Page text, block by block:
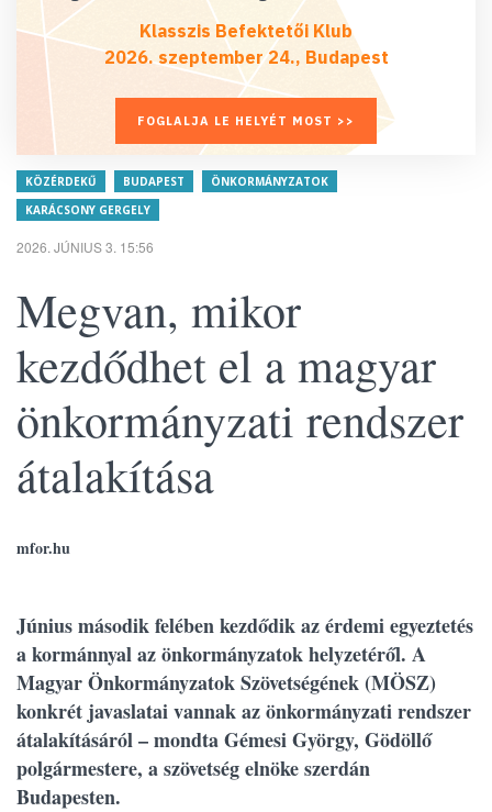
Klasszis Befektetői Klub
2026. szeptember 24., Budapest
FOGLALJA LE HELYÉT MOST >>
KÖZÉRDEKŰ BUDAPEST
ÖNKORMÁNYZATOK
KARÁCSONY GERGELY
2026. JÚNIUS 3. 15:56
Megvan, mikor
kezdődhet el a magyar
önkormányzati rendszer
átalakítása
mfor.hu
Június második felében kezdődik az érdemi egyeztetés
a kormánnyal az önkormányzatok helyzetéről. A
Magyar Önkormányzatok Szövetségének (MÖSZ)
konkrét javaslatai vannak az önkormányzati rendszer
átalakításáról – mondta Gémesi György, Gödöllő
polgármestere, a szövetség elnöke szerdán
Budapesten.